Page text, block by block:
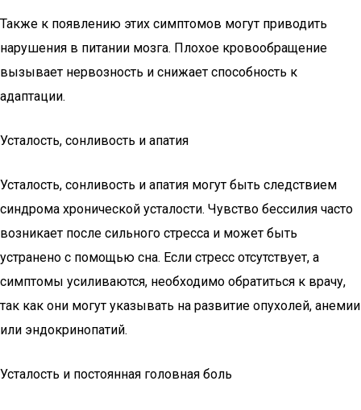
Также к появлению этих симптомов могут приводить
нарушения в питании мозга. Плохое кровообращение
вызывает нервозность и снижает способность к
адаптации.
Усталость, сонливость и апатия
Усталость, сонливость и апатия могут быть следствием
синдрома хронической усталости. Чувство бессилия часто
возникает после сильного стресса и может быть
устранено с помощью сна. Если стресс отсутствует, а
симптомы усиливаются, необходимо обратиться к врачу,
так как они могут указывать на развитие опухолей, анемии
или эндокринопатий.
Усталость и постоянная головная боль